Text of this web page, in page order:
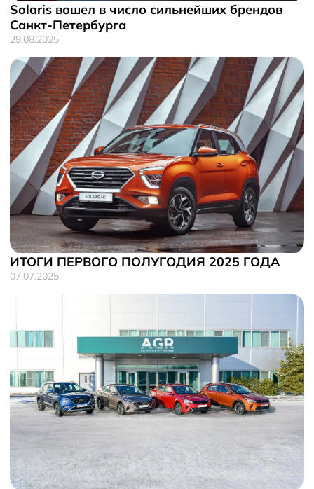
Solaris вошел в число сильнейших брендов
Санкт-Петербурга
29.08.2025
ИТОГИ ПЕРВОГО ПОЛУГОДИЯ 2025 ГОДА
07.07.2025